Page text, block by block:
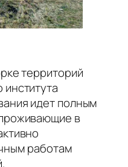
территорий
идет полным
в
работам